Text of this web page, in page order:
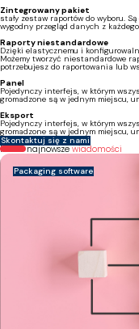
Zintegrowany pakiet
stały zestaw raportów do wyboru.
wygodny przegląd danych z
Raporty niestandardowe
Dzięki elastycznemu i
Możemy tworzyć niestandardowe
potrzebujesz do raportowania lub
Panel
Pojedynczy interfejs, w którym
gromadzone są w jednym miejscu,
Eksport
Pojedynczy interfejs, w którym
gromadzone są w jednym miejscu,
Skontaktuj się z nami
Nasze najnowszewiadomości
Packaging software